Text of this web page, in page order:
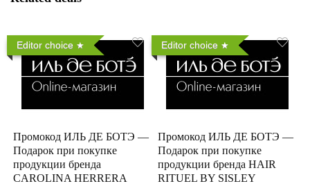
Editor choice
Промокод ИЛЬ ДЕ БОТЭ —
Подарок при покупке
продукции бренда
CAROLINA HERRERA
Editor choice
Промокод ИЛЬ ДЕ БОТЭ —
Подарок при покупке
продукции бренда HAIR
RITUEL BY SISLEY